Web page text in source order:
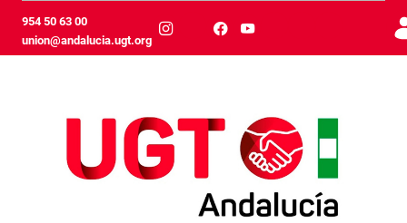
Skip to Main Content
954 50 63 00
union@andalucia.ugt.org